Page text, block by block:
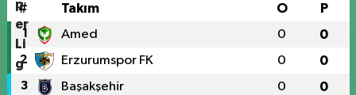
# Takım O P
1 Amed 0 0
2 Erzurumspor FK 0 0
3 Başakşehir 0 0